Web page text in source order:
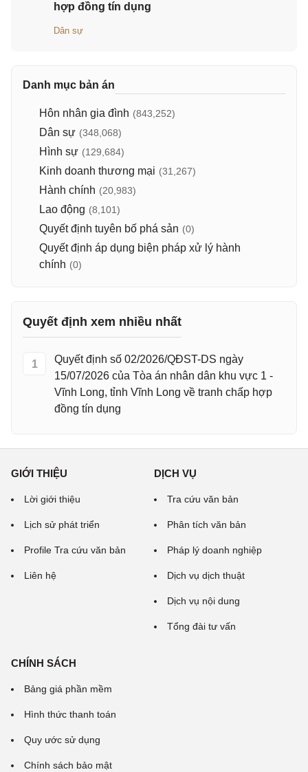
hợp đồng tín dụng
Dân sự
Danh mục bản án
Hôn nhân gia đình (843,252)
Dân sự (348,068)
Hình sự (129,684)
Kinh doanh thương mại (31,267)
Hành chính (20,983)
Lao động (8,101)
Quyết định tuyên bố phá sản (0)
Quyết định áp dụng biện pháp xử lý hành
chính (0)
Quyết định xem nhiều nhất
1
Quyết định số 02/2026/QĐST-DS ngày
15/07/2026 của Tòa án nhân dân khu vực 1 -
Vĩnh Long, tỉnh Vĩnh Long về tranh chấp hợp
đồng tín dụng
GIỚI THIỆU
Lời giới thiệu
Lịch sử phát triển
Profile Tra cứu văn bản
Liên hệ
DỊCH VỤ
Tra cứu văn bản
Phân tích văn bản
Pháp lý doanh nghiệp
Dịch vụ dịch thuật
Dịch vụ nội dung
Tổng đài tư vấn
CHÍNH SÁCH
Bảng giá phần mềm
Hình thức thanh toán
Quy ước sử dụng
Chính sách bảo mật